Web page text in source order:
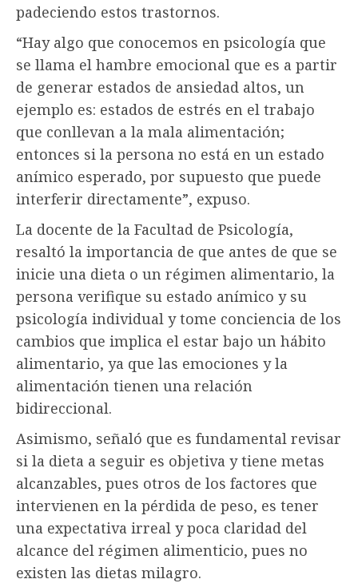
padeciendo estos trastornos.
“Hay algo que conocemos en psicología que
se llama el hambre emocional que es a partir
de generar estados de ansiedad altos, un
ejemplo es: estados de estrés en el trabajo
que conllevan a la mala alimentación;
entonces si la persona no está en un estado
anímico esperado, por supuesto que puede
interferir directamente”, expuso.
La docente de la Facultad de Psicología,
resaltó la importancia de que antes de que se
inicie una dieta o un régimen alimentario, la
persona verifique su estado anímico y su
psicología individual y tome conciencia de los
cambios que implica el estar bajo un hábito
alimentario, ya que las emociones y la
alimentación tienen una relación
bidireccional.
Asimismo, señaló que es fundamental revisar
si la dieta a seguir es objetiva y tiene metas
alcanzables, pues otros de los factores que
intervienen en la pérdida de peso, es tener
una expectativa irreal y poca claridad del
alcance del régimen alimenticio, pues no
existen las dietas milagro.